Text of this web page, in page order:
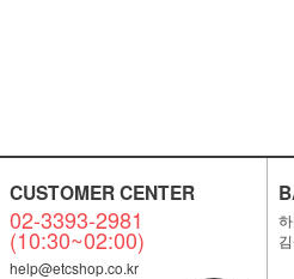
CUSTOMER CENTER
02-3393-2981
(10:30~02:00)
help@etcshop.co.kr